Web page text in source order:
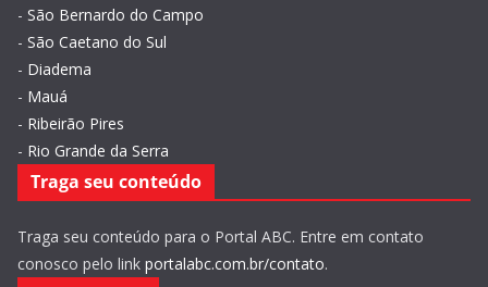
- São Bernardo do Campo
- São Caetano do Sul
- Diadema
- Mauá
- Ribeirão Pires
- Rio Grande da Serra
Traga seu conteúdo
Traga seu conteúdo para o Portal ABC. Entre em contato
conosco pelo link portalabc.com.br/contato.